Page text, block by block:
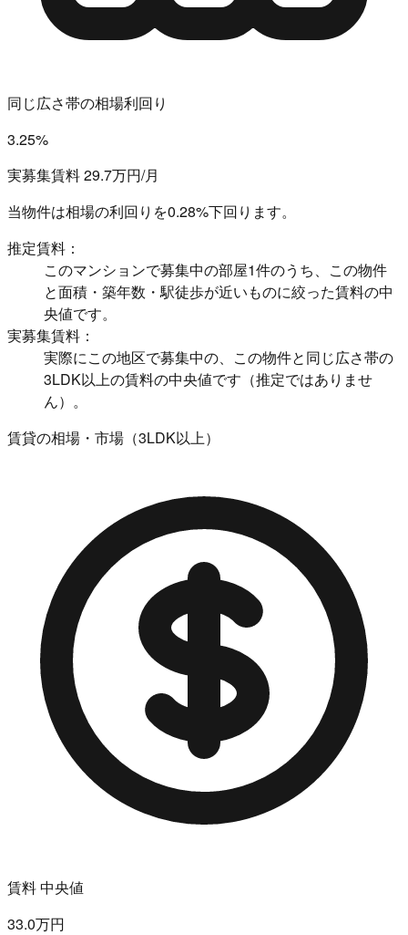
同じ広さ帯の相場利回り
3.25%
実募集賃料 29.7万円/月
当物件は相場の利回りを0.28%下回ります。
推定賃料：
このマンションで募集中の部屋1件のうち、この物件
と面積・築年数・駅徒歩が近いものに絞った賃料の中
央値です。
実募集賃料：
実際にこの地区で募集中の、この物件と同じ広さ帯の
3LDK以上の賃料の中央値です（推定ではありませ
ん）。
賃貸の相場・市場（3LDK以上）
賃料 中央値
33.0万円